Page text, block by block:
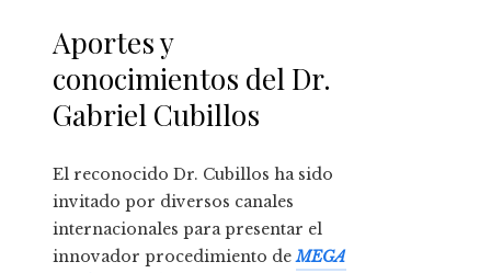
Aportes y
conocimientos del Dr.
Gabriel Cubillos
El reconocido Dr. Cubillos ha sido
invitado por diversos canales
internacionales para presentar el
innovador procedimiento deMEGA